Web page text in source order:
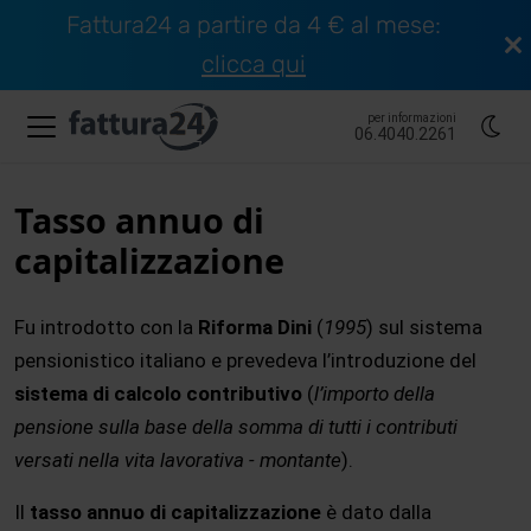
Fattura24 a partire da 4 € al mese:
clicca qui
per informazioni
06.4040.2261
Tasso annuo di
capitalizzazione
Fu introdotto con la Riforma Dini (1995) sul sistema
pensionistico italiano e prevedeva l’introduzione del
sistema di calcolo contributivo (l’importo della
pensione sulla base della somma di tutti i contributi
versati nella vita lavorativa - montante).
Il tasso annuo di capitalizzazione è dato dalla